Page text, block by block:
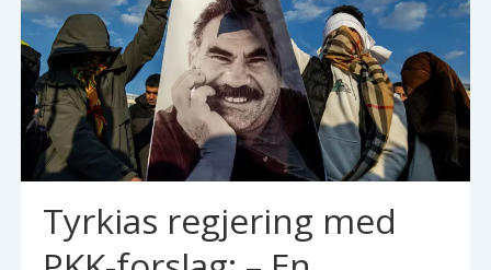
Tyrkias regjering med